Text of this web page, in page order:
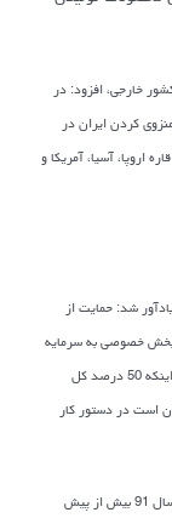
همچنین با اشاره به مبادلات تجاری استان لرستان با 35 کشور خارجی، افزود: در
کردن ایران در
بیش از 35 کشور در چهار قاره اروپا، آسیا، آمریکا و
شد: حمایت از
بخش خصوصی به سرمایه
گذاری در بخش های مختلفی از جمله صنایع داروسازی با توجه به اینکه 50 درصد کل
است در دستور کار
استاندار لرستان یادآور شد: ستاد تسهیل در سرمایه گذاری در سال 91 بیش از پیش